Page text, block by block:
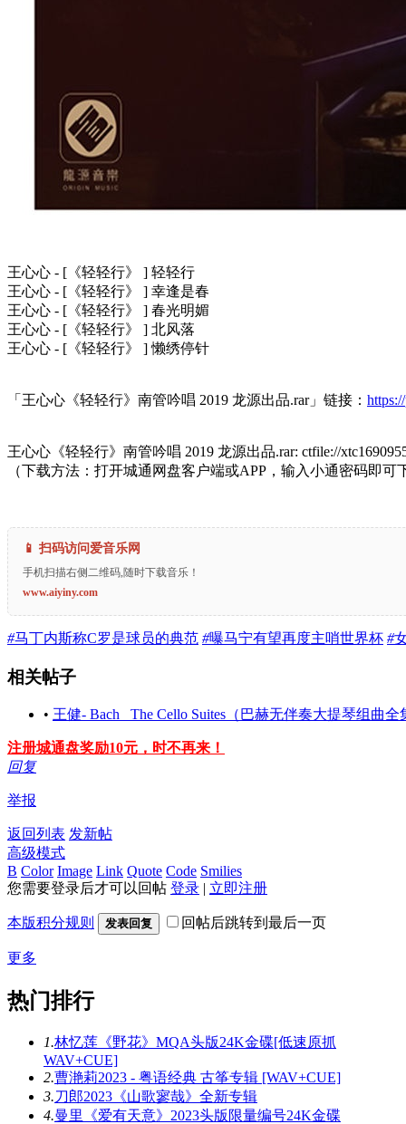
王心心 - [《轻轻行》 ] 轻轻行
王心心 - [《轻轻行》 ] 幸逢是春
王心心 - [《轻轻行》 ] 春光明媚
王心心 - [《轻轻行》 ] 北风落
王心心 - [《轻轻行》 ] 懒绣停针
「王心心《轻轻行》南管吟唱 2019 龙源出品.rar」链接：
王心心《轻轻行》南管吟唱 2019 龙源出品.rar: ctfile://
（下载方法：打开城通网盘客户端或APP，输入小通密码即可
📱 扫码访问爱音乐网
手机扫描右侧二维码,随时下载音乐！
www.aiyiny.com
#马丁内斯称C罗是球员的典范 #曝马宁有望再度主哨世界杯 #
相关帖子
• 王健- Bach_ The Cello Suites（巴赫无伴奏大提琴组曲
注册城通盘奖励10元，时不再来！
回复
举报
返回列表 发新帖
高级模式
B Color Image Link Quote Code Smilies
您需要登录后才可以回帖 登录 | 立即注册
本版积分规则 发表回复 回帖后跳转到最后一页
更多
热门排行
1.林忆莲《野花》MQA头版24K金碟[低速原抓
WAV+CUE]
2.曹滟莉2023 - 粤语经典 古筝专辑 [WAV+CUE]
3.刀郎2023《山歌寥哉》全新专辑
4.曼里《爱有天意》2023头版限量编号24K金碟